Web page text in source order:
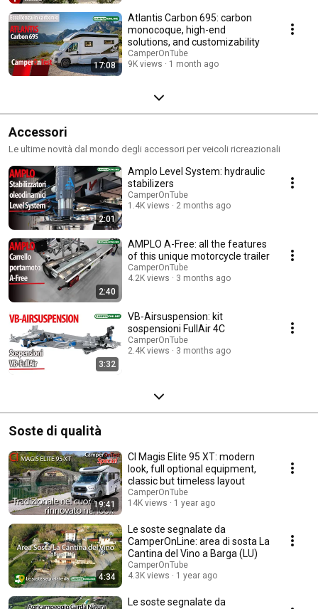
17:08
Atlantis Carbon 695: carbon
monocoque, high-end
solutions, and customizability
CamperOnTube
9K views
1 month ago
Accessori
Le ultime novità dal mondo degli accessori per veicoli ricreazionali
2:01
Amplo Level System: hydraulic
stabilizers
CamperOnTube
1.4K views
2 months ago
2:40
AMPLO A-Free: all the features
of this unique motorcycle trailer
CamperOnTube
4.2K views
3 months ago
3:32
VB-Airsuspension: kit
sospensioni FullAir 4C
CamperOnTube
2.4K views
3 months ago
Soste di qualità
19:41
CI Magis Elite 95 XT: modern
look, full optional equipment,
classic but timeless layout
CamperOnTube
14K views
1 year ago
4:34
Le soste segnalate da
CamperOnLine: area di sosta La
Cantina del Vino a Barga (LU)
CamperOnTube
4.3K views
1 year ago
Le soste segnalate da